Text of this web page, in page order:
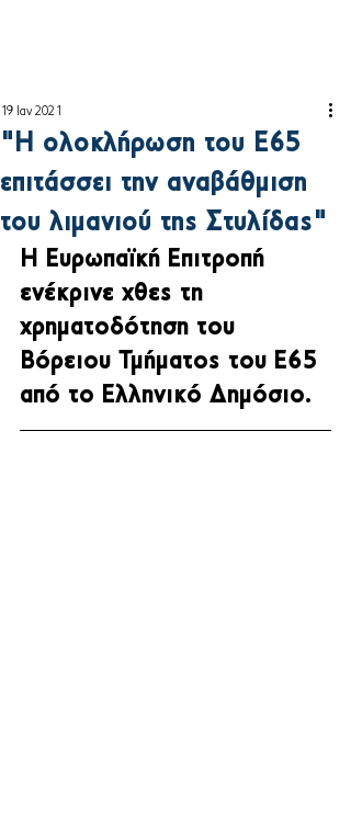
"Η ολοκλήρωση του Ε65
επιτάσσει την αναβάθμιση
του λιμανιού της Στυλίδας"
19 Ιαν 2021
Η Ευρωπαϊκή Επιτροπή
ενέκρινε χθες τη
χρηματοδότηση του
Βόρειου Τμήματος του Ε65
από το Ελληνικό Δημόσιο.